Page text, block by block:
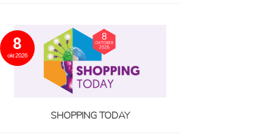
8
okt 2026
SHOPPING TODAY